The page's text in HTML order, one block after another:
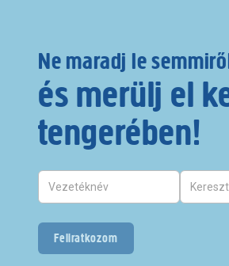
Ne maradj le
és merülj el
tengerében!
Feliratkozom